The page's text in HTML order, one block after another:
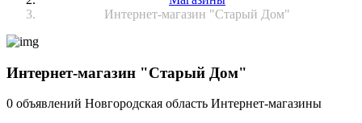
Интернет-магазин "Старый Дом"
Интернет-магазин "Старый Дом"
0 объявлений Новгородская область Интернет-магазины